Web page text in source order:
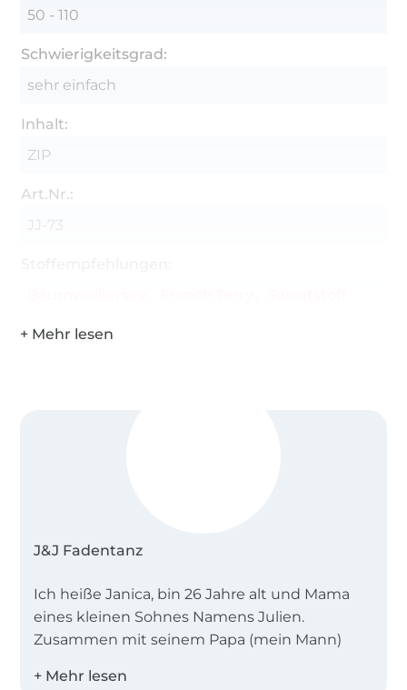
50 - 110
Schwierigkeitsgrad:
sehr einfach
Inhalt:
ZIP
Art.Nr.:
JJ-73
J&J Fadentanz
Ich heiße Janica, bin 26 Jahre alt und Mama
eines kleinen Sohnes Namens Julien.
Zusammen mit seinem Papa (mein Mann)